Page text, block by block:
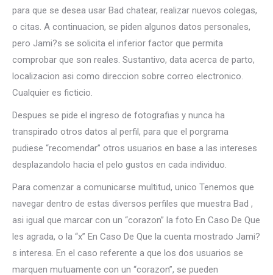
para que se desea usar Bad chatear, realizar nuevos colegas,
o citas. A continuacion, se piden algunos datos personales,
pero Jami?s se solicita el inferior factor que permita
comprobar que son reales. Sustantivo, data acerca de parto,
localizacion asi­ como direccion sobre correo electronico.
Cualquier es ficticio.
Despues se pide el ingreso de fotografias y nunca ha
transpirado otros datos al perfil, para que el porgrama
pudiese “recomendar” otros usuarios en base a las intereses
desplazandolo hacia el pelo gustos en cada individuo.
Para comenzar a comunicarse multitud, unico Tenemos que
navegar dentro de estas diversos perfiles que muestra Bad ,
asi­ igual que marcar con un “corazon” la foto En Caso De Que
les agrada, o la “x” En Caso De Que la cuenta mostrado Jami?
s interesa. En el caso referente a que los dos usuarios se
marquen mutuamente con un “corazon”, se pueden